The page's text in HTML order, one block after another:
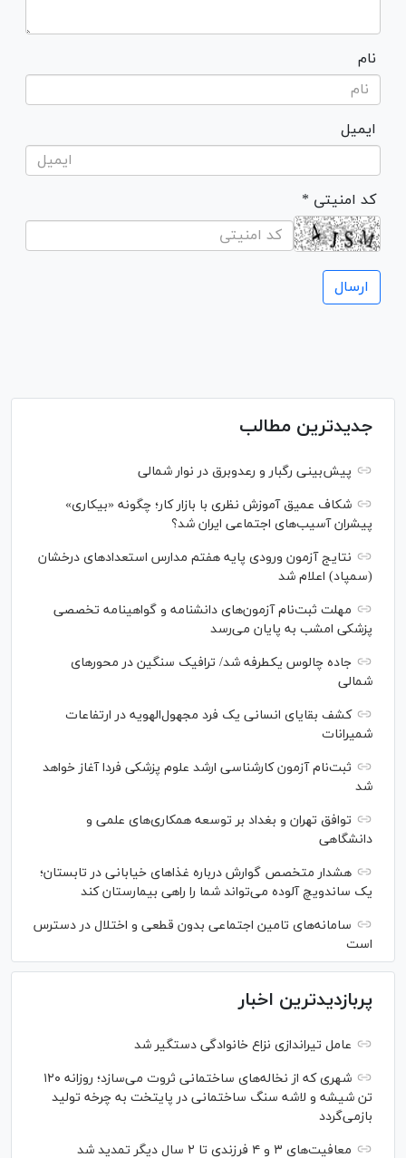
نام
ایمیل
* کد امنیتی
جدیدترین مطالب
پیش‌بینی رگبار و رعدوبرق در نوار شمالی
شکاف عمیق آموزش نظری با بازار کار؛ چگونه «بیکاری»
پیشران آسیب‌های اجتماعی ایران شد؟
نتایج آزمون ورودی پایه هفتم مدارس استعدادهای درخشان
(سمپاد) اعلام شد
مهلت ثبت‌نام آزمون‌های دانشنامه و گواهینامه تخصصی
پزشکی امشب به پایان می‌رسد
جاده چالوس یکطرفه شد/ ترافیک سنگین در محورهای
شمالی
کشف بقایای انسانی یک فرد مجهول‌الهویه در ارتفاعات
شمیرانات
ثبت‌نام آزمون کارشناسی ارشد علوم پزشکی فردا آغاز خواهد
شد
توافق تهران و بغداد بر توسعه همکاری‌های علمی و
دانشگاهی
هشدار متخصص گوارش درباره غذا‌های خیابانی در تابستان؛
یک ساندویچ آلوده می‌تواند شما را راهی بیمارستان کند
سامانه‌های تامین اجتماعی بدون قطعی و اختلال در دسترس
است
پربازدیدترین اخبار
عامل تیراندازی نزاع خانوادگی دستگیر شد
شهری که از نخاله‌های ساختمانی ثروت می‌سازد؛ روزانه ۱۲۰
تن شیشه و لاشه سنگ ساختمانی در پایتخت به چرخه تولید
بازمی‌گردد
معافیت‌های ۳ و ۴ فرزندی تا ۲ سال دیگر تمدید شد